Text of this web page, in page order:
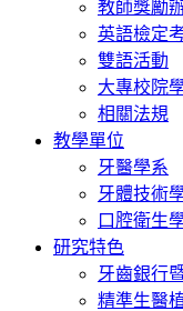
教師獎勵
英語檢定
雙語活動
大專校院
相關法規
教學單位
牙醫學系
牙體技術
口腔衛生
研究特色
牙齒銀行
精準生醫